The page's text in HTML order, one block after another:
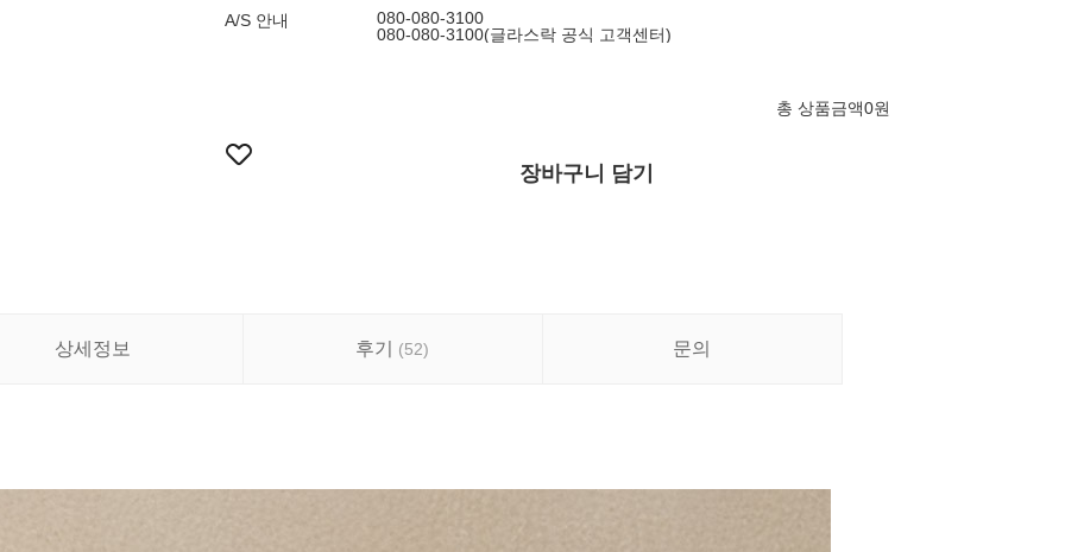
A/S 안내
080-080-3100
080-080-3100(글라스락 공식 고객센터)
총 상품금액0원
장바구니 담기
상세정보 후기 (52) 문의